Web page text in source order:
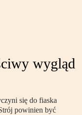
wygląd
się do fiaska
powinien być